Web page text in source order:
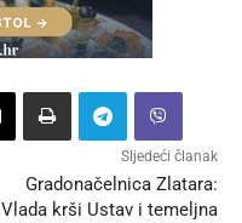
Sljedeći članak
Gradonačelnica Zlatara:
Vlada krši Ustav i temeljna